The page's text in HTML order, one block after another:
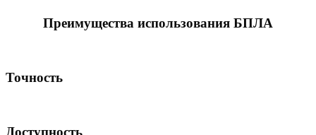
Преимущества использования БПЛА
Точность